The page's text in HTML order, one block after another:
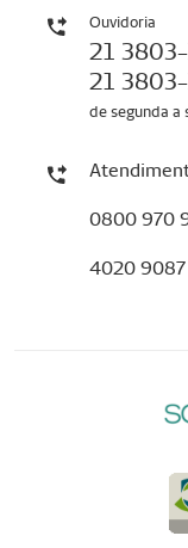
Ouvidoria
21
21
de segunda a
0800 970
4020 9087